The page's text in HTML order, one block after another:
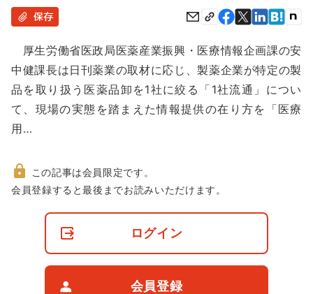
ツ
に
動
保存
厚生労働省医政局医薬産業振興・医療情報企画課の安
中健課長は日刊薬業の取材に応じ、製薬企業が特定の製
品を取り扱う医薬品卸を1社に絞る「1社流通」につい
て、現場の実態を踏まえた情報提供の在り方を「医療
用…
非
この記事は会員限定です。
会員登録すると最後までお読みいただけます。
ログイン
会員登録